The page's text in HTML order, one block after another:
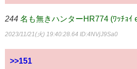
244 名も無きハンターHR774 (ﾜｯﾁｮｲ
2023/11/21(火) 19:40:28.64 ID:4NVjJ9Sa0
>>151